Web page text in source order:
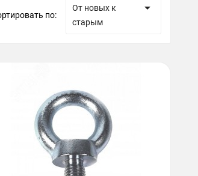
по:
От новых к
старым
